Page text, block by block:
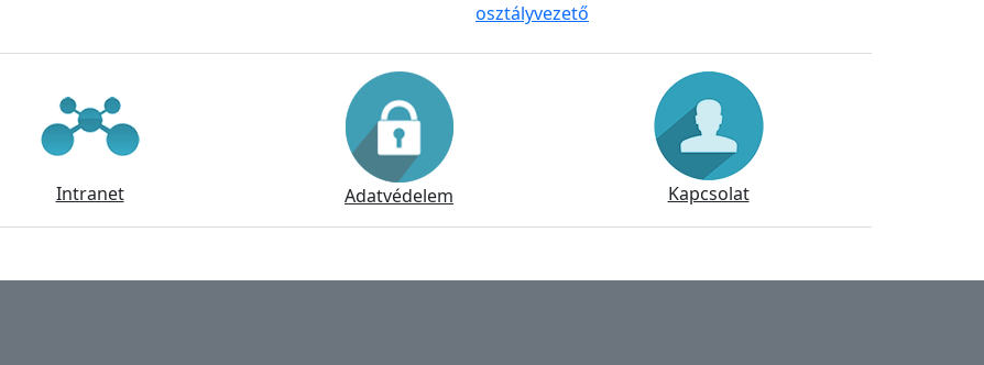
osztályvezető
Intranet Adatvédelem Kapcsolat